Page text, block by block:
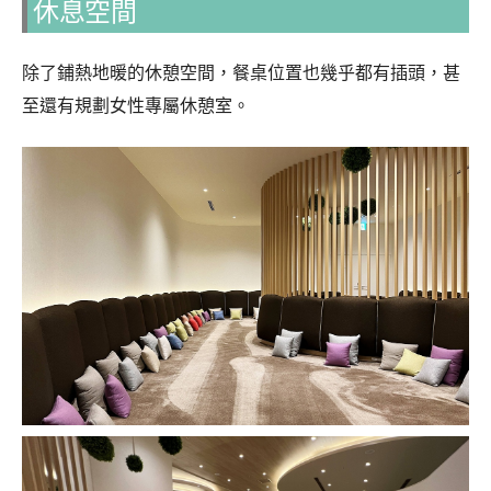
休息空間
除了鋪熱地暖的休憩空間，餐桌位置也幾乎都有插頭，甚
至還有規劃女性專屬休憩室。